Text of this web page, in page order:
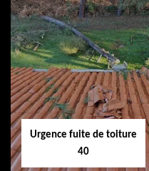
Couvreur 40
Urgence fuite de toiture
40